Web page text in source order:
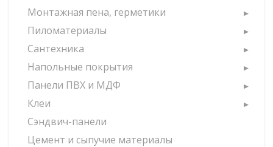
Монтажная пена, герметики
Пиломатериалы
Сантехника
Напольные покрытия
Панели ПВХ и МДФ
Клеи
Сэндвич-панели
Цемент и сыпучие материалы